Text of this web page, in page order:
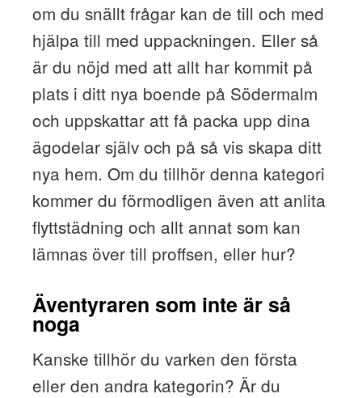
om du snällt frågar kan de till och med
hjälpa till med uppackningen. Eller så
är du nöjd med att allt har kommit på
plats i ditt nya boende på Södermalm
och uppskattar att få packa upp dina
ägodelar själv och på så vis skapa ditt
nya hem. Om du tillhör denna kategori
kommer du förmodligen även att anlita
flyttstädning och allt annat som kan
lämnas över till proffsen, eller hur?
Äventyraren som inte är så
noga
Kanske tillhör du varken den första
eller den andra kategorin? Är du